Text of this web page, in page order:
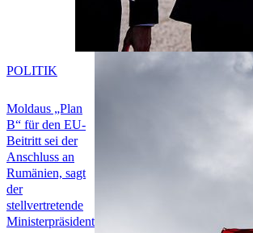
Moldaus „Plan
B“ für den EU-
Beitritt sei der
Anschluss an
Rumänien, sagt
der
stellvertretende
Ministerpräsident
POLITIK